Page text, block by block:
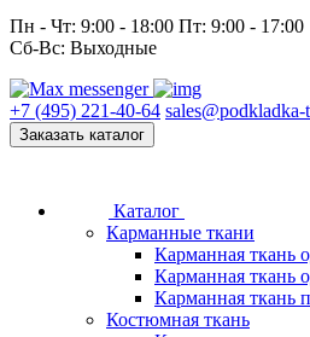
Пн - Чт: 9:00 - 18:00 Пт: 9:00 - 17:00
Сб-Вс: Выходные
+7 (495) 221-40-64
Заказать каталог
Каталог
Карманные ткани
Карманная ткань
Карманная ткань
Карманная ткань
Костюмная ткань